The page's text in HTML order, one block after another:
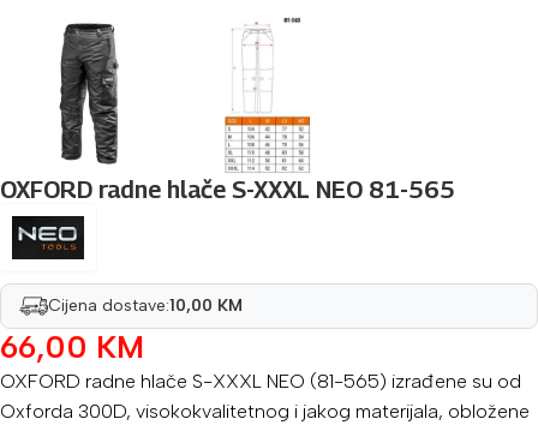
OXFORD radne hlače S-XXXL NEO 81-565
Cijena dostave:10,00 KM
66,00 KM
OXFORD radne hlače S-XXXL NEO (81-565) izrađene su od
Oxforda 300D, visokokvalitetnog i jakog materijala, obložene